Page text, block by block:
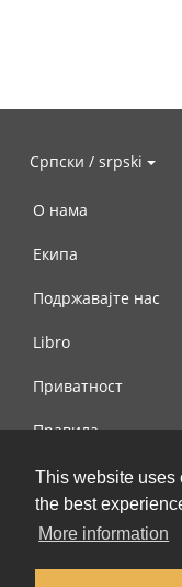
This website uses
the best
More information
Српски / srpski
О нама
Екипа
Подржавајте нас
Libro
Приватност
Правила
Контактирајте нас